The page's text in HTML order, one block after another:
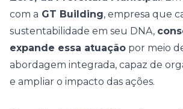
com a GT Building, empresa que
sustentabilidade em seu DNA,
expande essa atuação por meio
abordagem integrada, capaz de
e ampliar o impacto das ações.